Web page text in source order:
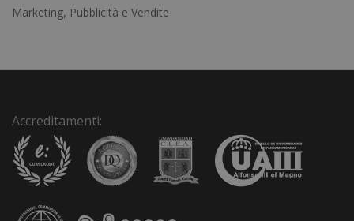
v
Marketing, Pubblicità e Vendite
Accreditamenti: